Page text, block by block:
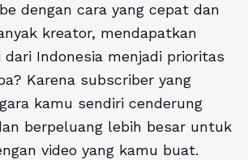
dengan cara yang cepat dan
kreator, mendapatkan
Indonesia menjadi prioritas
Karena subscriber yang
kamu sendiri cenderung
berpeluang lebih besar untuk
video yang kamu buat.